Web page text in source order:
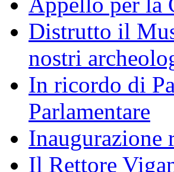
Distrutto il
nostri
In ricordo di
Parlamentare
Inaugurazione
Il Rettore